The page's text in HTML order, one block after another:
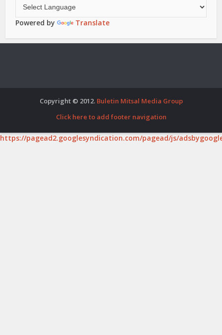
Powered by Translate
Copyright © 2012. Buletin Mitsal Media Group
Click here to add footer navigation
https://pagead2.googlesyndication.com/pagead/js/